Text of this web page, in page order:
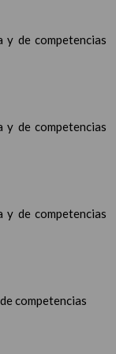
y de competencias
y de competencias
y de competencias
competencias